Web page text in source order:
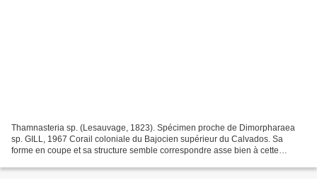
Thamnasteria sp. (Lesauvage, 1823). Spécimen proche de Dimorpharaea
sp. GILL, 1967 Corail coloniale du Bajocien supérieur du Calvados. Sa
forme en coupe et sa structure semble correspondre asse bien à cette